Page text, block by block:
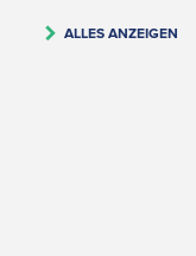
ALLES ANZEIGEN